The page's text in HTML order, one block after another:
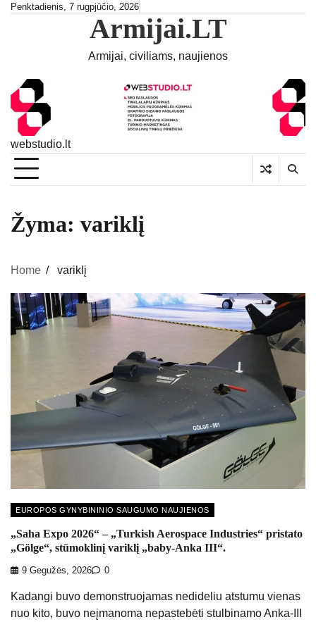
SkipPenktadienis, 7 rugpjūčio, 2026
Armijai.LT
Armijai, civiliams, naujienos
webstudio.lt
Žyma: variklį
Home variklį
EUROPOS GYNYBININIO SAUGUMO NAUJIENOS
„Saha Expo 2026“ – „Turkish Aerospace Industries“ pristato
„Gölge“, stūmoklinį variklį „baby-Anka III“.
9 Gegužės, 2026 0
Kadangi buvo demonstruojamas nedideliu atstumu vienas
nuo kito, buvo neįmanoma nepastebėti stulbinamo Anka-III